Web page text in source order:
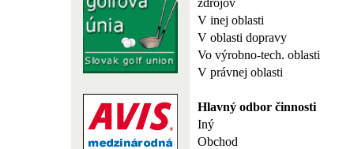
V inej oblasti
V oblasti dopravy
Vo výrobno-tech. oblasti
V právnej oblasti
Hlavný odbor činnosti
Iný
Obchod